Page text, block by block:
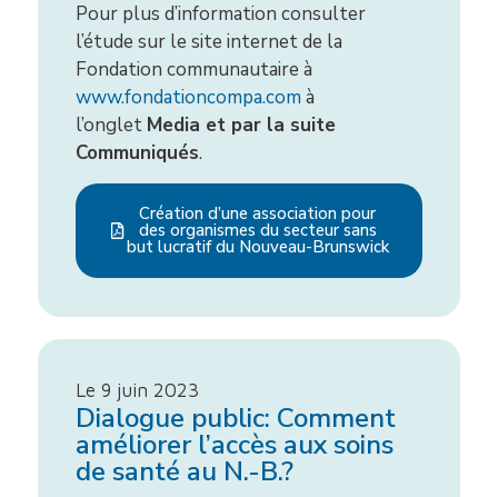
Pour plus d’information consulter
l’étude sur le site internet de la
Fondation communautaire à
www.fondationcompa.com à
l’onglet Media et par la suite
Communiqués.
Création d’une association pour
des organismes du secteur sans
but lucratif du Nouveau-Brunswick
Le 9 juin 2023
Dialogue public: Comment
améliorer l’accès aux soins
de santé au N.-B.?